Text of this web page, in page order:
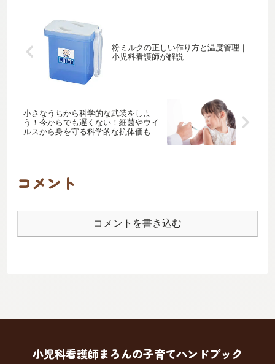
粉ミルクの正しい作り方と温度管理｜
小児科看護師が解説
小さなうちから科学的な武装をしよ
う！今からでも遅くない！細菌やウイ
ルスから身を守る科学的な抗体価も高
コメント
コメントを書き込む
小児科看護師まろんの子育てハンドブック